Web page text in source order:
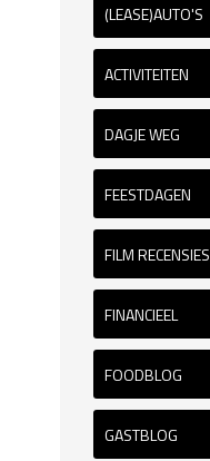
(LEASE)AUTO'S
ACTIVITEITEN
DAGJE WEG
FEESTDAGEN
FILM RECENSIES
FINANCIEEL
FOODBLOG
GASTBLOG